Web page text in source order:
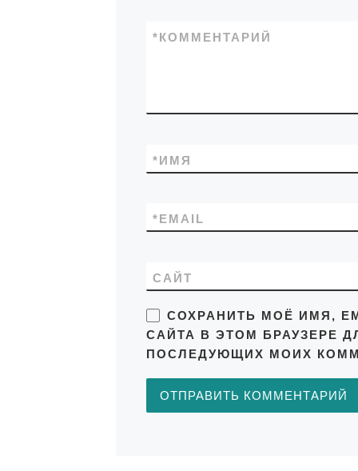
КОММЕНТАРИЙ
*
ИМЯ
*
EMAIL
*
САЙТ
СОХРАНИТЬ МОЁ ИМЯ,
САЙТА В ЭТОМ БРАУЗЕРЕ
ПОСЛЕДУЮЩИХ МОИХ